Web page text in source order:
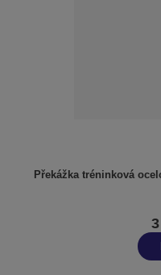
Překážka tréninková